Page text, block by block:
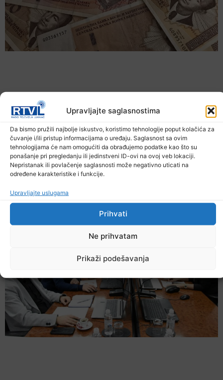
Upravljajte saglasnostima
Da bismo pružili najbolje iskustvo, koristimo tehnologije poput kolačića za
čuvanje i/ili pristup informacijama o uređaju. Saglasnost sa ovim
tehnologijama će nam omogućiti da obrađujemo podatke kao što su
ponašanje pri pregledanju ili jedinstveni ID-ovi na ovoj veb lokaciji.
Nepristanak ili povlačenje saglasnosti može negativno uticati na
određene karakteristike i funkcije.
Upravljajte uslugama
Prihvati
Ne prihvatam
Prikaži podešavanja
Danas počela isplata uvećanih penzija